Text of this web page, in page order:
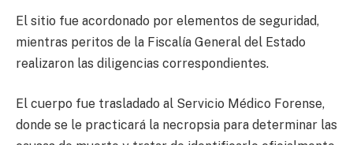
El sitio fue acordonado por elementos de seguridad,
mientras peritos de la Fiscalía General del Estado
realizaron las diligencias correspondientes.
El cuerpo fue trasladado al Servicio Médico Forense,
donde se le practicará la necropsia para determinar las